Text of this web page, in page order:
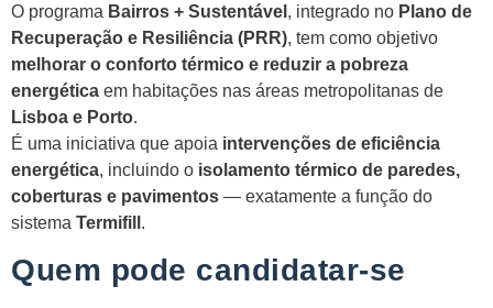
O programa Bairros + Sustentável , integrado no Plano de
Recuperação e Resiliência (PRR), tem como objetivo
melhorar o conforto térmico e reduzir a pobreza
energética em habitações nas áreas metropolitanas de
Lisboa e Porto.
É uma iniciativa que apoia intervenções de eficiência
energética, incluindo o isolamento térmico de paredes,
coberturas e pavimentos — exatamente a função do
sistema Termifill .
Quem pode candidatar-se